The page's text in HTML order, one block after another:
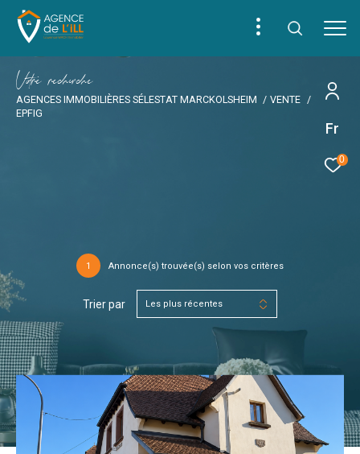
Fr
0
Vore recece
AGENCES IMMOBILIÈRES SÉLESTAT MARCKOLSHEIM
VENTE
EPFIG
1 Annonce(s) trouvée(s) selon vos critères
Trier par Les plus récentes